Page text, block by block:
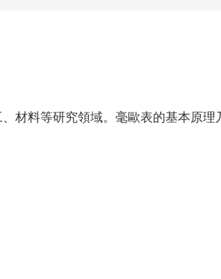
材料等研究領域。毫歐表的基本原理